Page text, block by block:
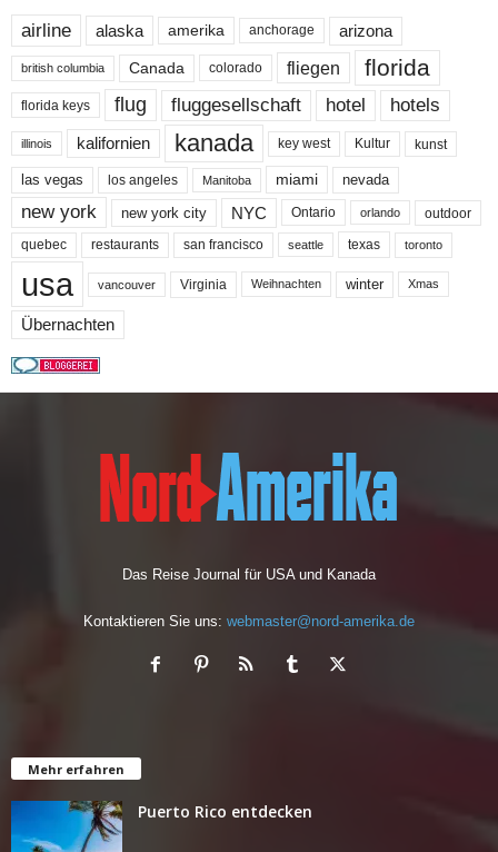
airline alaska amerika anchorage arizona
british columbia Canada colorado fliegen florida
florida keys flug fluggesellschaft hotel hotels
illinois kalifornien kanada key west Kultur kunst
las vegas los angeles Manitoba miami nevada
new york new york city NYC Ontario orlando outdoor
quebec restaurants san francisco seattle texas toronto
usa vancouver Virginia Weihnachten winter Xmas
Übernachten
Das Reise Journal für USA und Kanada
Kontaktieren Sie uns: webmaster@nord-amerika.de
Mehr erfahren
Puerto Rico entdecken